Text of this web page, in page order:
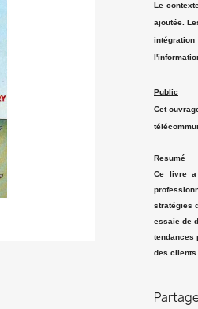
Le
ajoutée.
Public
Cet
Resumé
Ce livre a
stratégies
essaie de
tendances
des clients